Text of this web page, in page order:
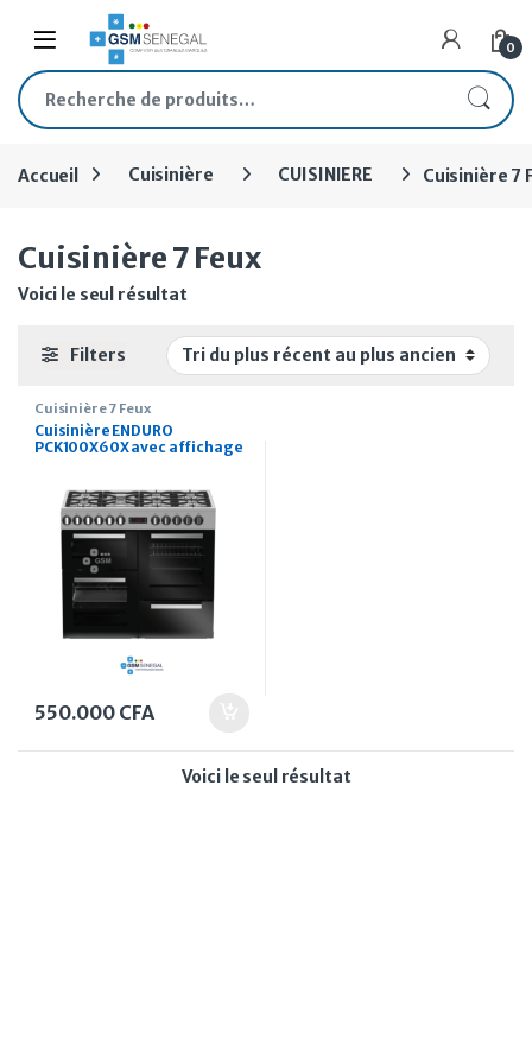
Skip to navigation
Skip to content
Open 0
Recherche pour :
Accueil Cuisinière CUISINIERE Cuisinière 7
Cuisinière 7 Feux
Voici le seul résultat
Filters
Cuisinière 7 Feux
Cuisinière ENDURO
PCK100X60X avec affichage
550.000 CFA
Voici le seul résultat